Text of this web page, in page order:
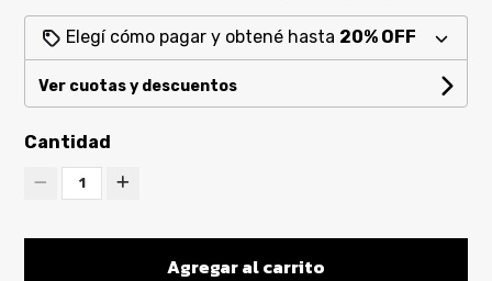
Elegí cómo pagar y obtené hasta 20% OFF
Ver cuotas y descuentos
Cantidad
1
Agregar al carrito